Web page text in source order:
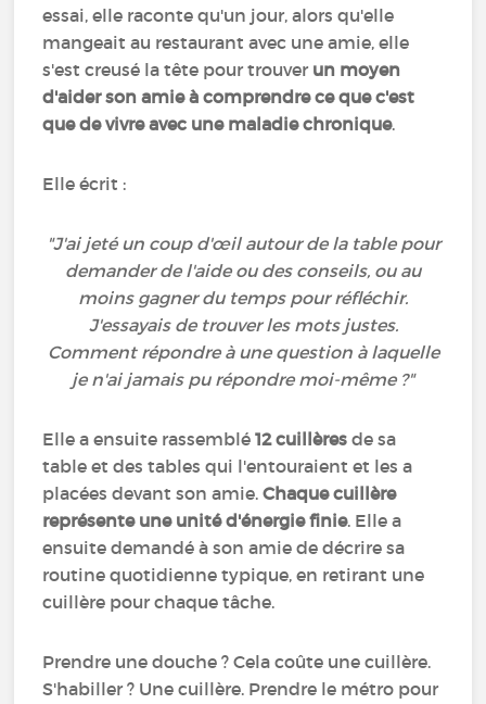
essai, elle raconte qu'un jour, alors qu'elle
mangeait au restaurant avec une amie, elle
s'est creusé la tête pour trouver un moyen
d'aider son amie à comprendre ce que c'est
que de vivre avec une maladie chronique.
Elle écrit :
"J'ai jeté un coup d'œil autour de la table pour
demander de l'aide ou des conseils, ou au
moins gagner du temps pour réfléchir.
J'essayais de trouver les mots justes.
Comment répondre à une question à laquelle
je n'ai jamais pu répondre moi-même ?"
Elle a ensuite rassemblé12 cuillères de sa
table et des tables qui l'entouraient et les a
placées devant son amie.Chaque cuillère
représente une unité d'énergie finie. Elle a
ensuite demandé à son amie de décrire sa
routine quotidienne typique, en retirant une
cuillère pour chaque tâche.
Prendre une douche ? Cela coûte une cuillère.
S'habiller ? Une cuillère. Prendre le métro pour